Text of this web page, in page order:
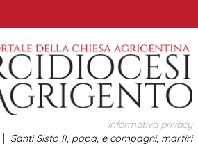
Informativa privacy
Santi Sisto II, papa, e compagni, martiri